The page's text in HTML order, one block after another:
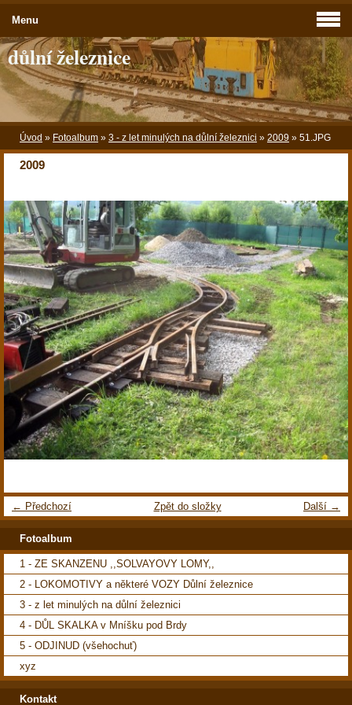
důlní železnice
Úvod » Fotoalbum » 3 - z let minulých na důlní železnici » 2009 » 51.JPG
2009
← Předchozí Další →
Zpět do složky
Menu
Fotoalbum
1 - ZE SKANZENU ,,SOLVAYOVY LOMY,,
2 - LOKOMOTIVY a některé VOZY Důlní železnice
3 - z let minulých na důlní železnici
4 - DŮL SKALKA v Mníšku pod Brdy
5 - ODJINUD (všehochuť)
xyz
Kontakt